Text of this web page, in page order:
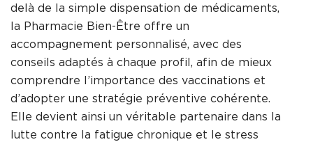
delà de la simple dispensation de médicaments,
la Pharmacie Bien-Être offre un
accompagnement personnalisé, avec des
conseils adaptés à chaque profil, afin de mieux
comprendre l’importance des vaccinations et
d’adopter une stratégie préventive cohérente.
Elle devient ainsi un véritable partenaire dans la
lutte contre la fatigue chronique et le stress